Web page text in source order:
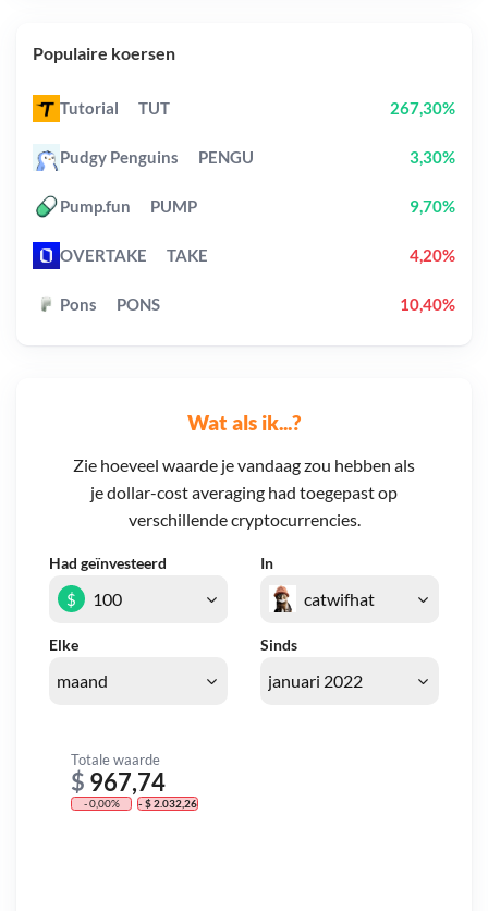
Wat als ik...?
Zie hoeveel waarde je vandaag zou hebben als
je dollar-cost averaging had toegepast op
verschillende cryptocurrencies.
Had geïnvesteerd In
Elke Sinds
$
Totale waarde
$ 967,74
- 0,00% - $ 2.032,26
Populaire koersen
Tutorial TUT 267,30%
Pudgy Penguins PENGU 3,30%
Pump.fun PUMP 9,70%
OVERTAKE TAKE 4,20%
Pons PONS 10,40%